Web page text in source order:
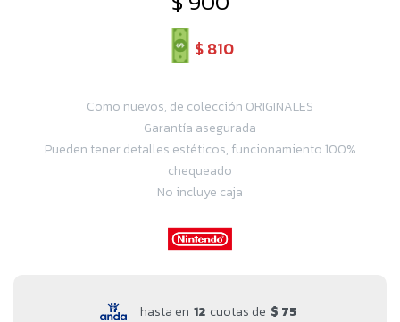
$810
Como nuevos, de colección ORIGINALES
Garantía asegurada
Pueden tener detalles estéticos, funcionamiento 100%
chequeado
No incluye caja
hasta en 12 cuotas de $ 75